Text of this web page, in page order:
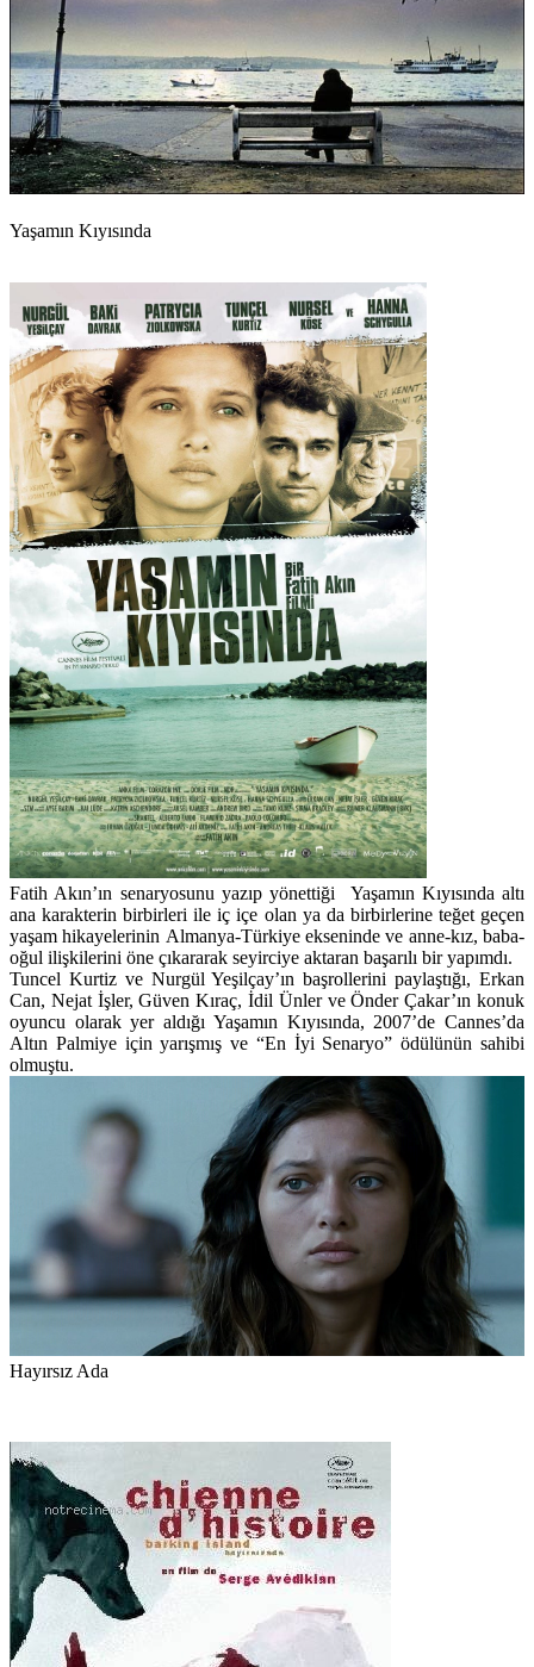
Yaşamın Kıyısında
Fatih Akın’ın senaryosunu yazıp yönettiği Yaşamın Kıyısında altı
ana karakterin birbirleri ile iç içe olan ya da birbirlerine teğet geçen
yaşam hikayelerinin Almanya-Türkiye ekseninde ve anne-kız, baba-
oğul ilişkilerini öne çıkararak seyirciye aktaran başarılı bir yapımdı.
Tuncel Kurtizve Nurgül Yeşilçay’ın başrollerini paylaştığı,Erkan
Can, Nejat İşler,Güven Kıraç, İdil ÜnlerveÖnder Çakar’ın konuk
oyuncu olarak yer aldığı Yaşamın Kıyısında, 2007’de Cannes’da
Altın Palmiye için yarışmış ve “En İyi Senaryo” ödülünün sahibi
olmuştu.
Hayırsız Ada